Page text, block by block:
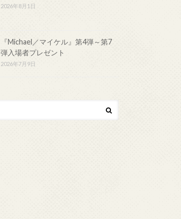
2026年8月1日
『Michael／マイケル』第4弾～第7
弾入場者プレゼント
2026年7月9日